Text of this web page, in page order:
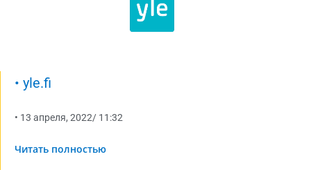
• yle.fi
• 13 апреля, 2022/ 11:32
Читать полностью